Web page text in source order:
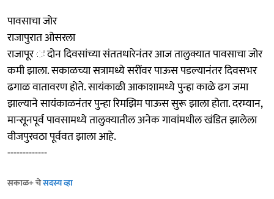
पावसाचा जोर
राजापुरात ओसरला
राजापूर ः दोन दिवसांच्या संततधारेनंतर आज तालुक्यात पावसाचा जोर
कमी झाला. सकाळच्या सत्रामध्ये सरींवर पाऊस पडल्यानंतर दिवसभर
ढगाळ वातावरण होते. सायंकाळी आकाशामध्ये पुन्हा काळे ढग जमा
झाल्याने सायंकाळनंतर पुन्हा रिमझिम पाऊस सुरू झाला होता. दरम्यान,
मान्सूनपूर्व पावसामध्ये तालुक्यातील अनेक गावांमधील खंडित झालेला
वीजपुरवठा पूर्ववत झाला आहे.
-------------
सकाळ+ चेसदस्य व्हा